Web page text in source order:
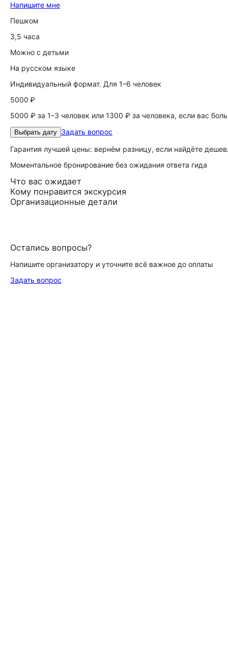
Напишите мне
Пешком
3,5 часа
Можно с детьми
На русском языке
Индивидуальный формат. Для 1–6 человек
5000 ₽
5000 ₽ за 1–3 человек или 1300 ₽ за человека, если вас
Выбрать дату Задать вопрос
Гарантия лучшей цены: вернём разницу, если найдёте
Моментальное бронирование без ожидания ответа гида
Что вас ожидает
Кому понравится экскурсия
Организационные детали
Остались вопросы?
Напишите организатору и уточните всё важное до оплаты
Задать вопрос